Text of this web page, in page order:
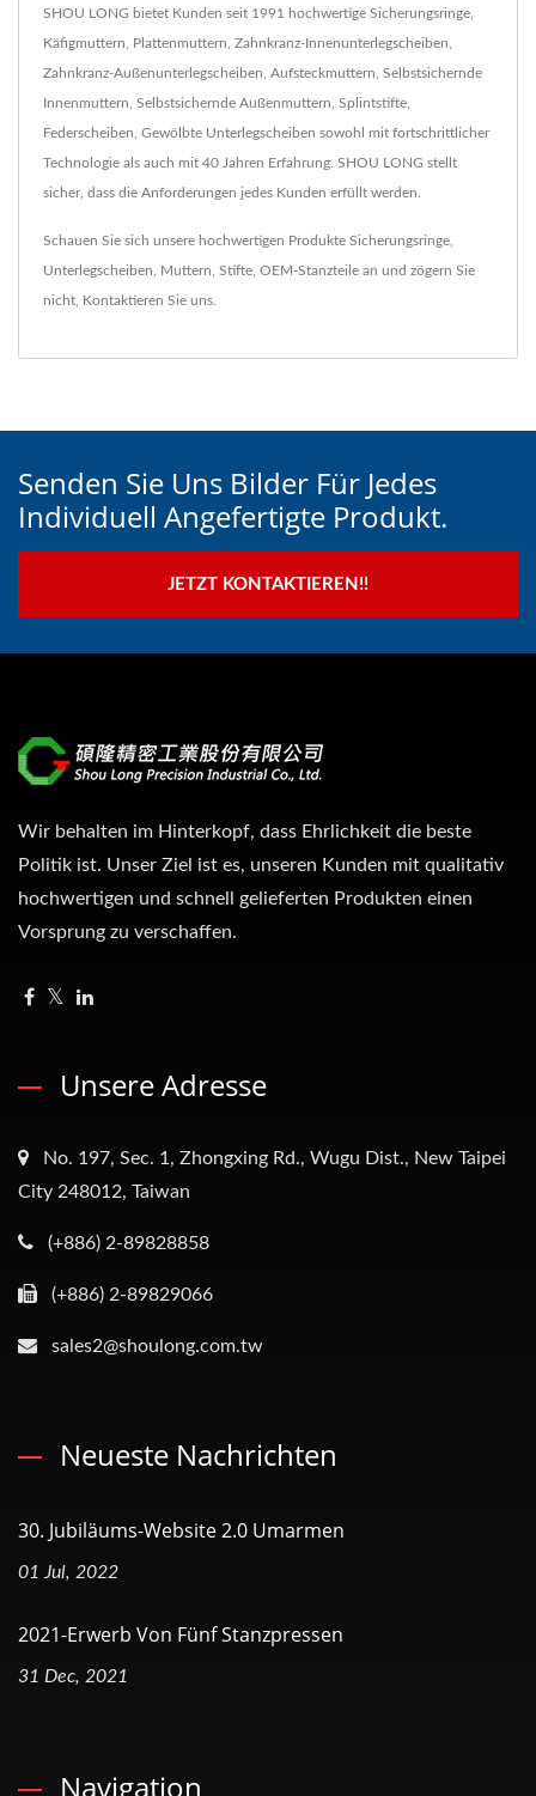
SHOU LONG bietet Kunden seit 1991 hochwertige Sicherungsringe,
Käfigmuttern, Plattenmuttern, Zahnkranz-Innenunterlegscheiben,
Zahnkranz-Außenunterlegscheiben, Aufsteckmuttern, Selbstsichernde
Innenmuttern, Selbstsichernde Außenmuttern, Splintstifte,
Federscheiben, Gewölbte Unterlegscheiben sowohl mit fortschrittlicher
Technologie als auch mit 40 Jahren Erfahrung. SHOU LONG stellt
sicher, dass die Anforderungen jedes Kunden erfüllt werden.
Schauen Sie sich unsere hochwertigen Produkte Sicherungsringe
Unterlegscheiben Muttern Stifte OEM-Stanzteile an und zögern Sie
nicht, Kontaktieren Sie uns
Senden Sie Uns Bilder Für Jedes
Individuell Angefertigte Produkt.
JETZT KONTAKTIEREN!!
Wir behalten im Hinterkopf, dass Ehrlichkeit die beste
Politik ist. Unser Ziel ist es, unseren Kunden mit qualitativ
hochwertigen und schnell gelieferten Produkten einen
Vorsprung zu verschaffen.
Unsere Adresse
No. 197, Sec. 1, Zhongxing Rd., Wugu Dist., New Taipei
City 248012, Taiwan
(+886) 2-89828858
(+886) 2-89829066
sales2@shoulong.com.tw
Neueste Nachrichten
30. Jubiläums-Website 2.0 Umarmen
01 Jul, 2022
2021-Erwerb Von Fünf Stanzpressen
31 Dec, 2021
Navigation